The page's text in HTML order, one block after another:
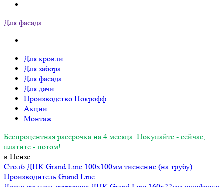
Для фасада
Для кровли
Для забора
Для фасада
Для дачи
Производство Покрофф
Акции
Монтаж
Беспроцентная рассрочка на 4 месяца. Покупайте - сейчас,
платите - потом!
в Пензе
Столб ДПК Grand Line 100х100мм тиснение (на трубу)
Производитель Grand Line
Доска-ступень стартовая ДПК Grand Line 160х22мм шлифовка и
Чтобы узнать стоимость монтажных
работ, введите телефон в поле ниже и
До окончания акции
осталось: